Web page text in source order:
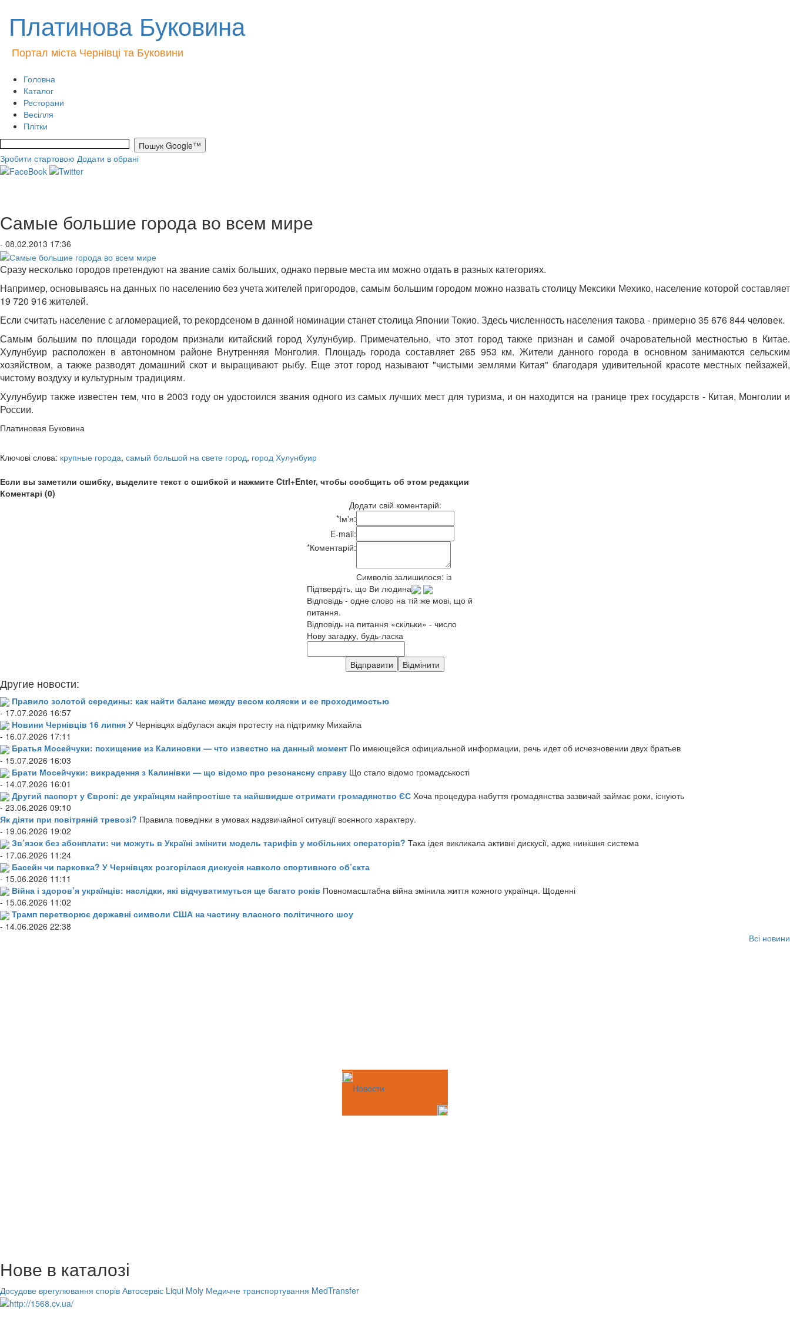
Платинова Буковина
Портал міста Чернівці та Буковини
Головна
Каталог
Ресторани
Весілля
Плітки
Зробити стартовою Додати в обрані
Самые большие города во всем мире
- 08.02.2013 17:36
Сразу несколько городов претендуют на звание саміх больших, однако первые места им можно отдать в разных категориях.
Например, основываясь на данных по населению без учета жителей пригородов, самым большим городом можно назвать столицу Мексики Мехико, население которой составляет
19 720 916 жителей.
Если считать население с агломерацией, то рекордсеном в данной номинации станет столица Японии Токио. Здесь численность населения такова - примерно 35 676 844 человек.
Самым большим по площади городом признали китайский город Хулунбуир. Примечательно, что этот город также признан и самой очаровательной местностью в Китае.
Хулунбуир расположен в автономном районе Внутренняя Монголия. Площадь города составляет 265 953 км. Жители данного города в основном занимаются сельским
хозяйством, а также разводят домашний скот и выращивают рыбу. Еще этот город называют "чистыми землями Китая" благодаря удивительной красоте местных пейзажей,
чистому воздуху и культурным традициям.
Хулунбуир также известен тем, что в 2003 году он удостоился звания одного из самых лучших мест для туризма, и он находится на границе трех государств - Китая, Монголии и
России.
Платиновая Буковина
Ключові слова: крупные города, самый большой на свете город, город Хулунбуир
Если вы заметили ошибку, выделите текст с ошибкой и нажмите Ctrl+Enter, чтобы сообщить об этом редакции
Коментарі (0)
Додати свій коментарій:
*Ім'я:
E-mail:
*Коментарій:
Символів залишилося: із
Підтвердіть, що Ви людина
Відповідь - одне слово на тій же мові, що й
питання.
Відповідь на питання «скільки» - число
Нову загадку, будь-ласка
Другие новости:
Правило золотой середины: как найти баланс между весом коляски и ее проходимостью
- 17.07.2026 16:57
Новини Чернівців 16 липня У Чернівцях відбулася акція протесту на підтримку Михайла
- 16.07.2026 17:11
Братья Мосейчуки: похищение из Калиновки — что известно на данный момент По имеющейся официальной информации, речь идет об исчезновении двух братьев
- 15.07.2026 16:03
Брати Мосейчуки: викрадення з Калинівки — що відомо про резонансну справу Що стало відомо громадськості
- 14.07.2026 16:01
Другий паспорт у Європі: де українцям найпростіше та найшвидше отримати громадянство ЄС Хоча процедура набуття громадянства зазвичай займає роки, існують
- 23.06.2026 09:10
Як діяти при повітряній тревозі? Правила поведінки в умовах надзвичайної ситуації воєнного характеру.
- 19.06.2026 19:02
Зв’язок без абонплати: чи можуть в Україні змінити модель тарифів у мобільних операторів? Така ідея викликала активні дискусії, адже нинішня система
- 17.06.2026 11:24
Басейн чи парковка? У Чернівцях розгорілася дискусія навколо спортивного об’єкта
- 15.06.2026 11:11
Війна і здоров’я українців: наслідки, які відчуватимуться ще багато років Повномасштабна війна змінила життя кожного українця. Щоденні
- 15.06.2026 11:02
Трамп перетворює державні символи США на частину власного політичного шоу
- 14.06.2026 22:38
Всі новини
Новости
Нове в каталозі
Досудове врегулювання спорів Автосервіс Liqui Moly Медичне транспортування MedTransfer